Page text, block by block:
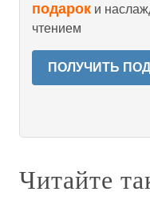
подарок и
чтением
ПОЛУЧИТЬ
Читайте